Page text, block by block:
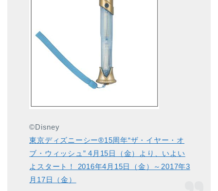
©Disney
東京ディズニーシー®15周年“ザ・イヤー・オ
ブ・ウィッシュ” 4月15日（金）より、いよい
よスタート！ 2016年4月15日（金）～2017年3
月17日（金）